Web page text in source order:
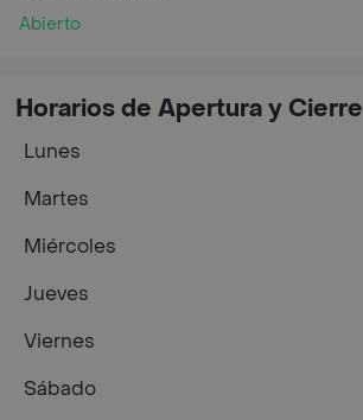
Abierto
Horarios de Apertura y Cierre
Lunes
Martes
Miércoles
Jueves
Viernes
Sábado